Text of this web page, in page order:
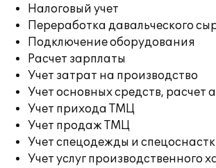
Налоговый учет
Переработка давальческого
Подключение оборудования
Расчет зарплаты
Учет затрат на производство
Учет основных средств, расчет
Учет прихода ТМЦ
Учет продаж ТМЦ
Учет спецодежды и
Учет услуг производственного